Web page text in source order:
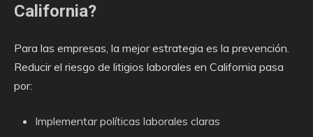
California?
Para las empresas, la mejor estrategia es la prevención.
Reducir el riesgo de litigios laborales en California pasa
por:
Implementar políticas laborales claras